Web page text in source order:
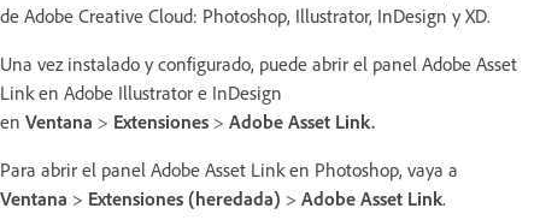
de Adobe Creative Cloud: Photoshop, Illustrator, InDesign y XD.
Una vez instalado y configurado, puede abrir el panel Adobe Asset
Link en Adobe Illustrator e InDesign
en Ventana > Extensiones > Adobe Asset Link.
Para abrir el panel Adobe Asset Link en Photoshop, vaya a
Ventana > Extensiones (heredada) > Adobe Asset Link.